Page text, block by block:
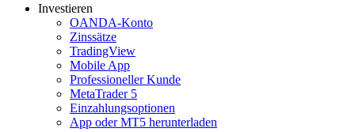
Investieren
OANDA-Konto
Zinssätze
TradingView
Mobile App
Professioneller Kunde
MetaTrader 5
Einzahlungsoptionen
App oder MT5 herunterladen